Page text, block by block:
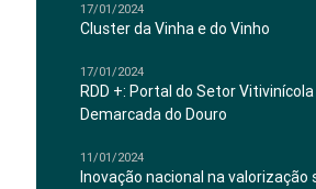
17/01/2024
Cluster da Vinha e do Vinho
17/01/2024
RDD +: Portal do Setor
Demarcada do Douro
11/01/2024
Inovação nacional na valorização